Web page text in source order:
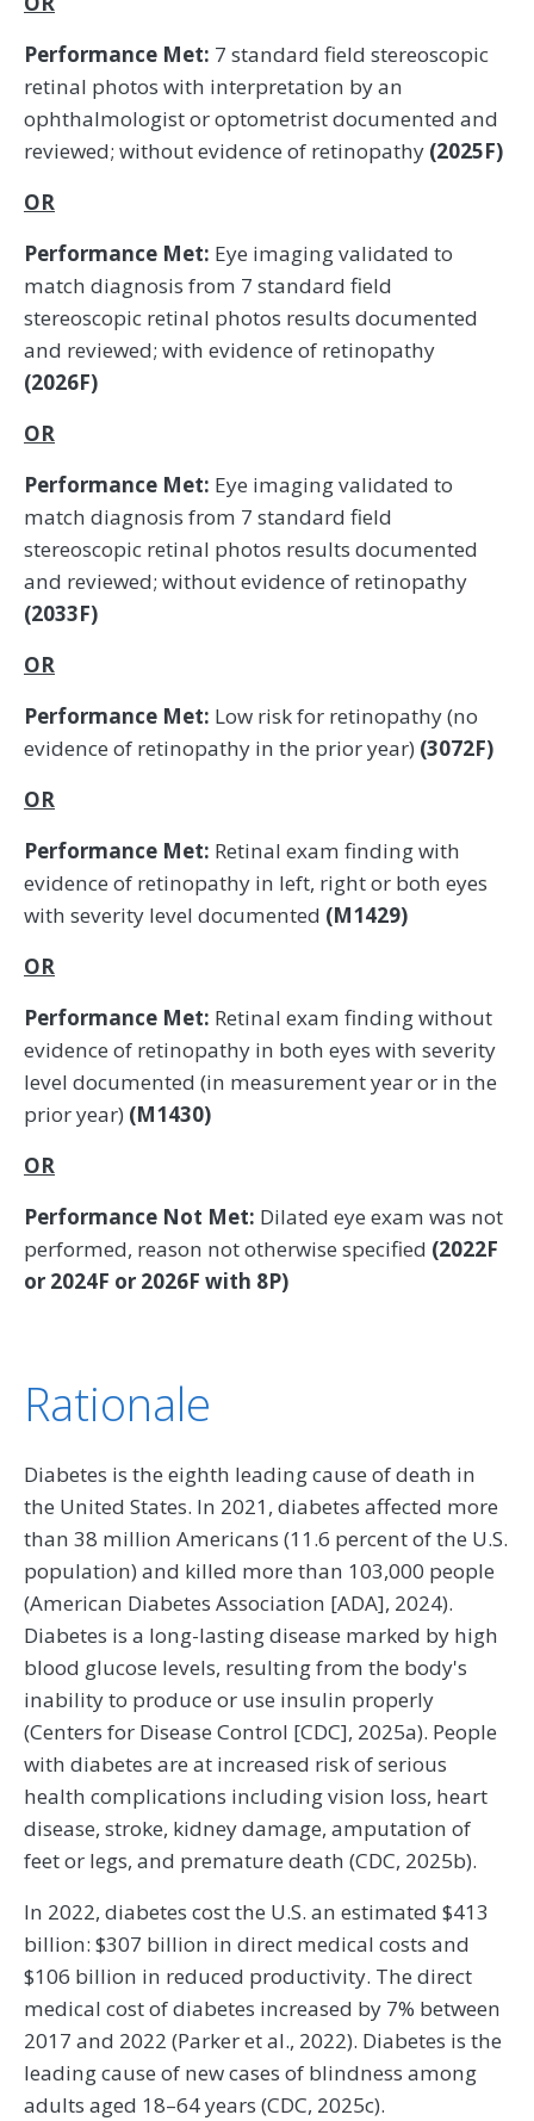
Performance Met: 7 standard field stereoscopic
retinal photos with interpretation by an
ophthalmologist or optometrist documented and
reviewed; without evidence of retinopathy (2025F)
OR
Performance Met: Eye imaging validated to
match diagnosis from 7 standard field
stereoscopic retinal photos results documented
and reviewed; with evidence of retinopathy
(2026F)
OR
Performance Met: Eye imaging validated to
match diagnosis from 7 standard field
stereoscopic retinal photos results documented
and reviewed; without evidence of retinopathy
(2033F)
OR
Performance Met: Low risk for retinopathy (no
evidence of retinopathy in the prior year) (3072F)
OR
Performance Met: Retinal exam finding with
evidence of retinopathy in left, right or both eyes
with severity level documented (M1429)
OR
Performance Met: Retinal exam finding without
evidence of retinopathy in both eyes with severity
level documented (in measurement year or in the
prior year) (M1430)
OR
Performance Not Met: Dilated eye exam was not
performed, reason not otherwise specified (2022F
or 2024F or 2026F with 8P)
Rationale
Diabetes is the eighth leading cause of death in
the United States. In 2021, diabetes affected more
than 38 million Americans (11.6 percent of the U.S.
population) and killed more than 103,000 people
(American Diabetes Association [ADA], 2024).
Diabetes is a long-lasting disease marked by high
blood glucose levels, resulting from the body's
inability to produce or use insulin properly
(Centers for Disease Control [CDC], 2025a). People
with diabetes are at increased risk of serious
health complications including vision loss, heart
disease, stroke, kidney damage, amputation of
feet or legs, and premature death (CDC, 2025b).
In 2022, diabetes cost the U.S. an estimated $413
billion: $307 billion in direct medical costs and
$106 billion in reduced productivity. The direct
medical cost of diabetes increased by 7% between
2017 and 2022 (Parker et al., 2022). Diabetes is the
leading cause of new cases of blindness among
adults aged 18–64 years (CDC, 2025c).